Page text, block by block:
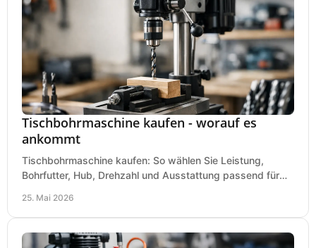
Tischbohrmaschine kaufen - worauf es
ankommt
Tischbohrmaschine kaufen: So wählen Sie Leistung,
Bohrfutter, Hub, Drehzahl und Ausstattung passend für
25. Mai 2026